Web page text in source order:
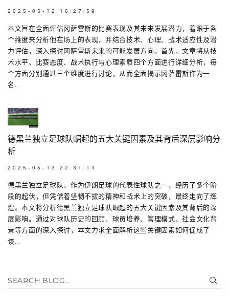
2025-05-12 16:27:59
本文旨在全面评估冈萨雷斯的比赛表现及其未来发展潜力，着眼于各
个维度来分析他在场上的表现，并结合技术、心理、战术适应性及潜
力评估，深入探讨冈萨雷斯未来的可能发展方向。首先，文章将从技
术水平、比赛态度、战术执行与心理素质四个方面进行详细分析，每
个方面分别通过三个维度进行讨论，从而全面揭示冈萨雷斯作为一
名...
德黑兰独立足球队崛起的五大关键因素及其背后深层影响分
析
2025-05-13 22:31:14
德黑兰独立足球队，作为伊朗足球的代表性球队之一，经历了多个阶
段的起伏，但凭借着坚韧不拔的精神和战术上的突破，最终走向了辉
煌。本文将分析德黑兰独立足球队崛起的五大关键因素及其背后的深
层影响。通过对球队历史的回顾、球员培养、管理模式、社会文化背
景等方面的深入探讨，本文力求全面解析这些关键因素如何促成了
该...
SEARCH BLOG...